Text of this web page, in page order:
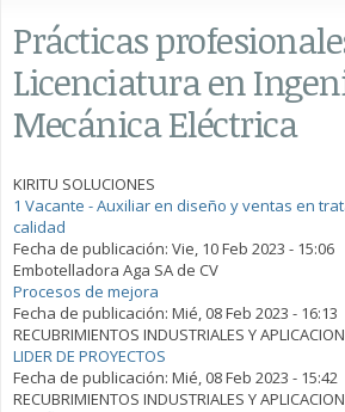
Prácticas
Licenciatura en
Mecánica Eléctrica
KIRITU SOLUCIONES
1 Vacante - Auxiliar en diseño y ventas en
calidad
Fecha de publicación: Vie, 10 Feb 2023 - 15:06
Embotelladora Aga SA de CV
Procesos de mejora
Fecha de publicación: Mié, 08 Feb 2023 - 16:13
RECUBRIMIENTOS INDUSTRIALES Y
LIDER DE PROYECTOS
Fecha de publicación: Mié, 08 Feb 2023 - 15:42
RECUBRIMIENTOS INDUSTRIALES Y